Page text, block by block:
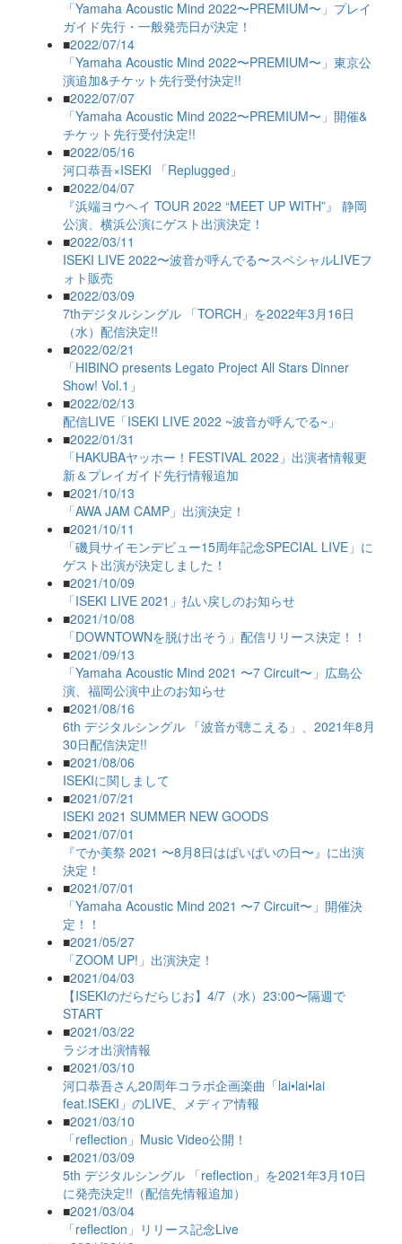
「Yamaha Acoustic Mind 2022〜PREMIUM〜」プレイ
ガイド先行・一般発売日が決定！
■2022/07/14
「Yamaha Acoustic Mind 2022〜PREMIUM〜」東京公
演追加&チケット先行受付決定!!
■2022/07/07
「Yamaha Acoustic Mind 2022〜PREMIUM〜」開催&
チケット先行受付決定!!
■2022/05/16
河口恭吾×ISEKI 「Replugged」
■2022/04/07
『浜端ヨウヘイ TOUR 2022 “MEET UP WITH”』 静岡
公演、横浜公演にゲスト出演決定！
■2022/03/11
ISEKI LIVE 2022〜波音が呼んでる〜スペシャルLIVEフ
ォト販売
■2022/03/09
7thデジタルシングル 「TORCH」を2022年3月16日
（水）配信決定!!
■2022/02/21
「HIBINO presents Legato Project All Stars Dinner
Show! Vol.1」
■2022/02/13
配信LIVE「ISEKI LIVE 2022 ~波音が呼んでる~」
■2022/01/31
「HAKUBAヤッホー！FESTIVAL 2022」出演者情報更
新＆プレイガイド先行情報追加
■2021/10/13
「AWA JAM CAMP」出演決定！
■2021/10/11
「磯貝サイモンデビュー15周年記念SPECIAL LIVE」に
ゲスト出演が決定しました！
■2021/10/09
「ISEKI LIVE 2021」払い戻しのお知らせ
■2021/10/08
「DOWNTOWNを脱け出そう」配信リリース決定！！
■2021/09/13
「Yamaha Acoustic Mind 2021 〜7 Circuit〜」広島公
演、福岡公演中止のお知らせ
■2021/08/16
6th デジタルシングル 「波音が聴こえる」、2021年8月
30日配信決定!!
■2021/08/06
ISEKIに関しまして
■2021/07/21
ISEKI 2021 SUMMER NEW GOODS
■2021/07/01
『でか美祭 2021 〜8月8日はぱいぱいの日〜』に出演
決定！
■2021/07/01
「Yamaha Acoustic Mind 2021 〜7 Circuit〜」開催決
定！！
■2021/05/27
「ZOOM UP!」出演決定！
■2021/04/03
【ISEKIのだらだらじお】4/7（水）23:00〜隔週で
START
■2021/03/22
ラジオ出演情報
■2021/03/10
河口恭吾さん20周年コラボ企画楽曲「lai•lai•lai
feat.ISEKI」のLIVE、メディア情報
■2021/03/10
「reflection」Music Video公開！
■2021/03/09
5th デジタルシングル 「reflection」を2021年3月10日
に発売決定!!（配信先情報追加）
■2021/03/04
「reflection」リリース記念Live